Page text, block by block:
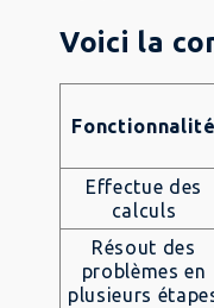
Voici la
Fonctionnalité
Effectue des
calculs
Résout des
problèmes en
plusieurs